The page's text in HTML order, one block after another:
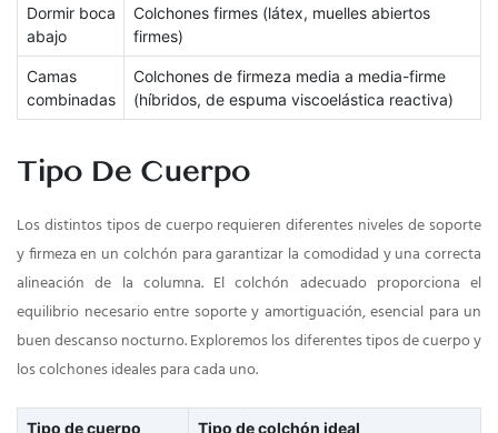
Dormir boca
abajo
Colchones firmes (látex, muelles abiertos
firmes)
Camas
combinadas
Colchones de firmeza media a media-firme
(híbridos, de espuma viscoelástica reactiva)
Tipo De Cuerpo
Los distintos tipos de cuerpo requieren diferentes niveles de soporte
y firmeza en un colchón para garantizar la comodidad y una correcta
alineación de la columna. El colchón adecuado proporciona el
equilibrio necesario entre soporte y amortiguación, esencial para un
buen descanso nocturno. Exploremos los diferentes tipos de cuerpo y
los colchones ideales para cada uno.
Tipo de cuerpo Tipo de colchón ideal